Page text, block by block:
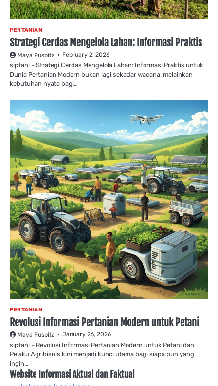
PERTANIAN
Strategi Cerdas Mengelola Lahan: Informasi Praktis
Maya Puspita February 2, 2026
siptani – Strategi Cerdas Mengelola Lahan: Informasi Praktis untuk
Dunia Pertanian Modern bukan lagi sekadar wacana, melainkan
kebutuhan nyata bagi…
PERTANIAN
Revolusi Informasi Pertanian Modern untuk Petani
Maya Puspita January 26, 2026
siptani – Revolusi Informasi Pertanian Modern untuk Petani dan
Pelaku Agribisnis kini menjadi kunci utama bagi siapa pun yang
ingin…
Website Informasi Aktual dan Faktual